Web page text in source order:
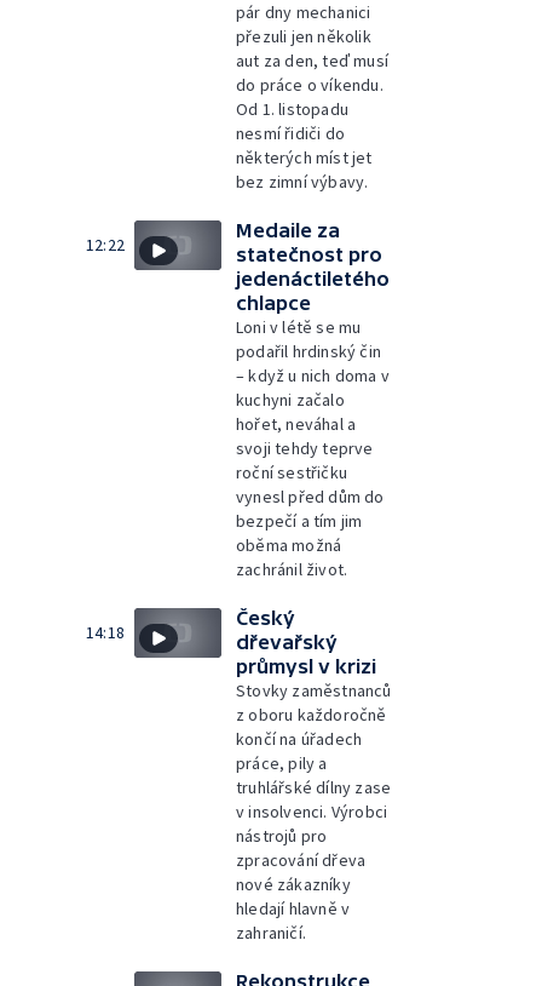
pár dny mechanici
přezuli jen několik
aut za den, teď musí
do práce o víkendu.
Od 1. listopadu
nesmí řidiči do
některých míst jet
bez zimní výbavy.
12:22
Medaile za
statečnost pro
jedenáctiletého
chlapce
Loni v létě se mu
podařil hrdinský čin
– když u nich doma v
kuchyni začalo
hořet, neváhal a
svoji tehdy teprve
roční sestřičku
vynesl před dům do
bezpečí a tím jim
oběma možná
zachránil život.
14:18
Český
dřevařský
průmysl v krizi
Stovky zaměstnanců
z oboru každoročně
končí na úřadech
práce, pily a
truhlářské dílny zase
v insolvenci. Výrobci
nástrojů pro
zpracování dřeva
nové zákazníky
hledají hlavně v
zahraničí.
Rekonstrukce